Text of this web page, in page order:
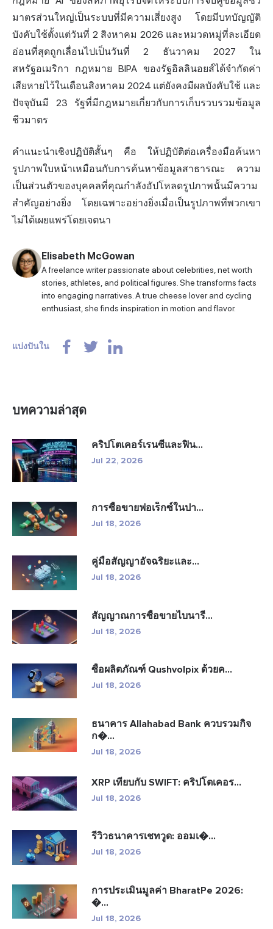
มาตรส่วนใหญ่เป็นระบบที่มีความเสี่ยงสูง โดยมีบทบัญญัติ
บังคับใช้ตั้งแต่วันที่ 2 สิงหาคม 2026 และหมวดหมู่ที่ละเอียด
อ่อนที่สุดถูกเลื่อนไปเป็นวันที่ 2 ธันวาคม 2027 ใน
สหรัฐอเมริกา กฎหมาย BIPA ของรัฐอิลลินอยส์ได้จำกัดค่า
เสียหายไว้ในเดือนสิงหาคม 2024 แต่ยังคงมีผลบังคับใช้ และ
ปัจจุบันมี 23 รัฐที่มีกฎหมายเกี่ยวกับการเก็บรวบรวมข้อมูล
ชีวมาตร
คำแนะนำเชิงปฏิบัติสั้นๆ คือ ให้ปฏิบัติต่อเครื่องมือค้นหา
รูปภาพใบหน้าเหมือนกับการค้นหาข้อมูลสาธารณะ ความ
เป็นส่วนตัวของบุคคลที่คุณกำลังอัปโหลดรูปภาพนั้นมีความ
สำคัญอย่างยิ่ง โดยเฉพาะอย่างยิ่งเมื่อเป็นรูปภาพที่พวกเขา
ไม่ได้เผยแพร่โดยเจตนา
Elisabeth McGowan
A freelance writer passionate about celebrities, net worth
stories, athletes, and political figures. She transforms facts
into engaging narratives. A true cheese lover and cycling
enthusiast, she finds inspiration in motion and flavor.
แบ่งปันใน
บทความล่าสุด
คริปโตเคอร์เรนซีและฟิน...
Jul 22, 2026
การซื้อขายฟอเร็กซ์ในปา...
Jul 18, 2026
คู่มือสัญญาอัจฉริยะและ...
Jul 18, 2026
สัญญาณการซื้อขายไบนารี...
Jul 18, 2026
ซื้อผลิตภัณฑ์ Qushvolpix ด้วยค...
Jul 18, 2026
ธนาคาร Allahabad Bank ควบรวมกิจ
ก�...
Jul 18, 2026
XRP เทียบกับ SWIFT: คริปโตเคอร...
Jul 18, 2026
รีวิวธนาคารเชทวูด: ออมเ�...
Jul 18, 2026
การประเมินมูลค่า BharatPe 2026:
�...
Jul 18, 2026